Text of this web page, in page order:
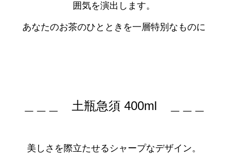
囲気を演出します。
あなたのお茶のひとときを一層特別なものに
＿＿＿ 土瓶急須 400ml ＿＿＿
美しさを際立たせるシャープなデザイン。